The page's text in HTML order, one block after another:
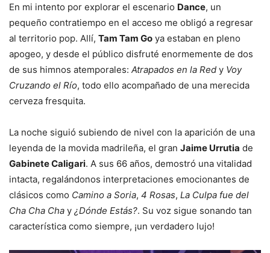
En mi intento por explorar el escenario Dance, un
pequeño contratiempo en el acceso me obligó a regresar
al territorio pop. Allí, Tam Tam Go ya estaban en pleno
apogeo, y desde el público disfruté enormemente de dos
de sus himnos atemporales: Atrapados en la Red y Voy
Cruzando el Río, todo ello acompañado de una merecida
cerveza fresquita.
La noche siguió subiendo de nivel con la aparición de una
leyenda de la movida madrileña, el gran Jaime Urrutia de
Gabinete Caligari. A sus 66 años, demostró una vitalidad
intacta, regalándonos interpretaciones emocionantes de
clásicos como Camino a Soria, 4 Rosas, La Culpa fue del
Cha Cha Cha y ¿Dónde Estás?. Su voz sigue sonando tan
característica como siempre, ¡un verdadero lujo!